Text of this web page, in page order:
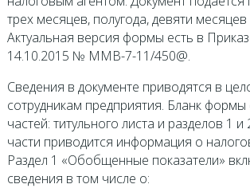
трех месяцев, полугода, девяти месяцев
Актуальная версия формы есть в
14.10.2015 № ММВ-7-11/450@.
Сведения в документе приводятся в
сотрудникам предприятия. Бланк формы
частей: титульного листа и разделов 1
части приводится информация о
Раздел 1 «Обобщенные показатели»
сведения в том числе о: